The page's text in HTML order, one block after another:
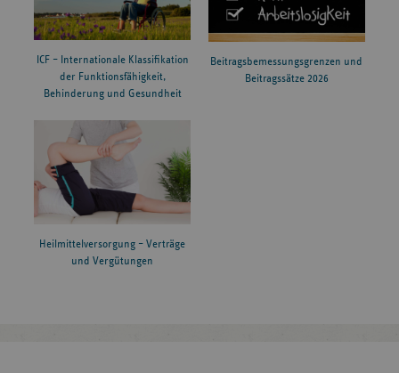
ICF – Internationale Klassifikation
der Funktionsfähigkeit,
Behinderung und Gesundheit
Beitragsbemessungsgrenzen und
Beitragssätze 2026
Heilmittelversorgung – Verträge
und Vergütungen